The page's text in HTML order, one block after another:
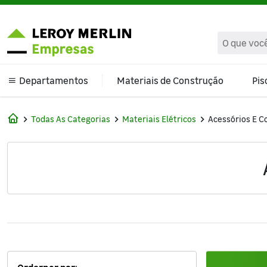
text.skipToContent
text.skipToNavigation
Departamentos
Climatização e Ventilação
Banheiro
Cozinha e Área de Serviço
Ferragens
Materiais de Construção
Todas As Categorias Materiais Elétricos Acessórios E